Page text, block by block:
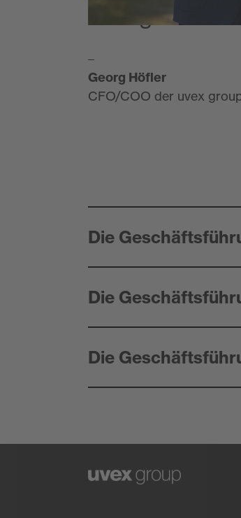
zu ergreifen.“
–
Georg Höfler
CFO/COO der uvex
Die
Die
Die